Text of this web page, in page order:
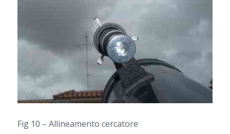
Fig 10 – Allineamento cercatore